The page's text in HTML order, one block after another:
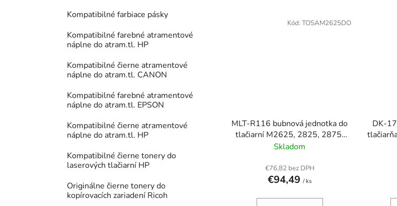
Kompatibilné farbiace pásky
Kompatibilné farebné atramentové
náplne do atram.tl. HP
Kompatibilné čierne atramentové
náplne do atram.tl. CANON
Kompatibilné farebné atramentové
náplne do atram.tl. EPSON
Kompatibilné čierne atramentové
náplne do atram.tl. HP
Kompatibilné čierne tonery do
laserových tlačiarní HP
Originálne čierne tonery do
kopírovacích zariadení Ricoh
MLT-R116 bubnová jednotka do
tlačiarní M2625, 2825, 2875,
SAMSUNG, čierna, 9k
Skladom
€76,82 bez DPH
€94,49/ ks
Kód: TOSAM2625DO
DK-